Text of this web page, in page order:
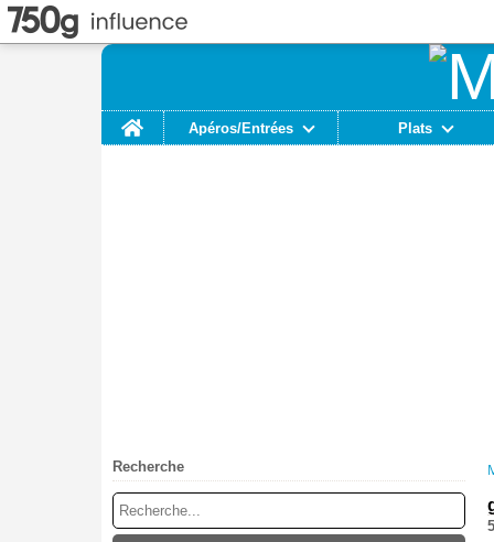
Home
Apéros/Entrées Plats
Recherche